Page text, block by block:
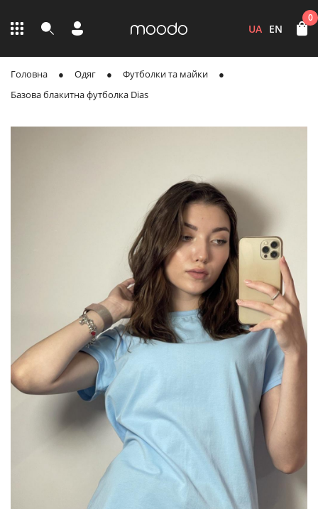
UA EN
0
Головна Одяг
Футболки та майки
Базова блакитна футболка Dias